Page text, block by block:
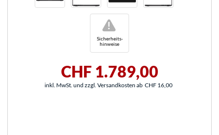
Sicherheits-
hinweise
!
CHF 1.789,00
inkl. MwSt. und zzgl. Versandkosten ab CHF 16,00